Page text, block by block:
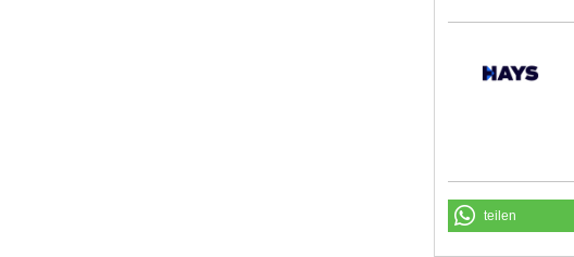
teilen